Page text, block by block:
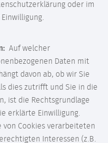
oder im
Auf welcher
Daten mit
davon ab, ob wir Sie
dies zutrifft und Sie in die
ist die Rechtsgrundlage
erklärte Einwilligung.
Cookies verarbeiteten
Interessen (z.B.